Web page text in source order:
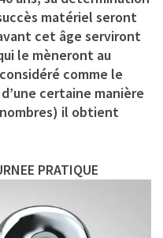
matériel seront
cet âge serviront
le mèneront au
comme le
certaine manière
il obtient
PRATIQUE